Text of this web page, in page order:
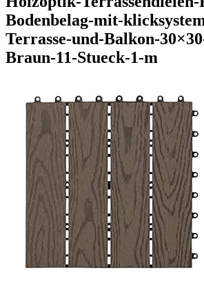
Bodenbelag-mit-
Terrasse-und-Balkon-
Braun-11-Stueck-1-m